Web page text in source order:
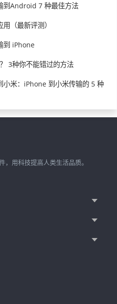
到Android 7 种最佳方法
（最新评测）
到 iPhone
3种你不能错过的方法
小米：iPhone 到小米传输的 5 种
，用科技提高人类生活品质。